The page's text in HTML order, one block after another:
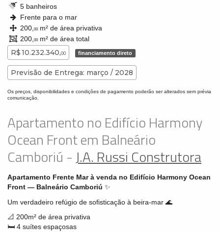
5 banheiros
Frente para o mar
200, 00m² de área privativa
200, 00m² de área total
R$ 10.232.340,00 financiamento direto
Previsão de Entrega: março / 2028
Os preços, disponibilidades e condições de pagamento poderão ser alterados sem prévia
comunicação.
Apartamento no Edifício Harmony
Ocean Front em Balneário
Camboriú -J.A. Russi Construtora
Apartamento Frente Mar à venda no Edifício Harmony Ocean
Front — Balneário Camboriú ✨
Um verdadeiro refúgio de sofisticação à beira-mar 🌊
📐 200m² de área privativa
🛏️ 4 suítes espaçosas